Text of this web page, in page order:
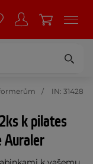
IN: 31428
k pilates
Auraler